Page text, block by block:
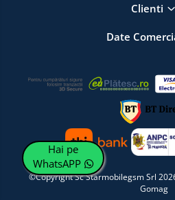
Clienti
Date
©Copyright Sc Starmobilegsm Srl
Gomag
Hai pe
WhatsAPP